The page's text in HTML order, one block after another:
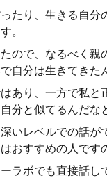
たり、生きる自
。
ので、なるべく
自分は生きてきた
あり、一方で私
分と似てるんだな
いレベルでの話
おすすめの人です
ラボでも直接話